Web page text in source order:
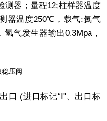
测器；量程12;柱样器温度
器温度250℃，载气:氮气
气发生器输出0.3Mpa，
口 (进口标记“I"、出口标